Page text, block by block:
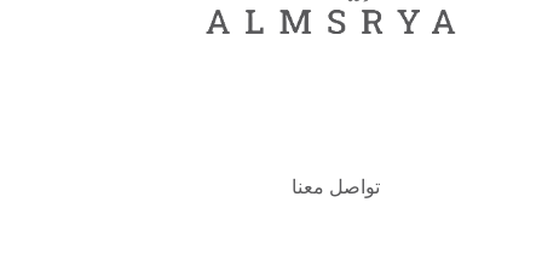
تواصل معنا